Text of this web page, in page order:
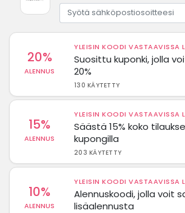
20%
ALENNUS
YLEISIN KOODI VASTAAVISSA
Suosittu kuponki, jolla
20%
130 KÄYTETTY
15%
ALENNUS
YLEISIN KOODI VASTAAVISSA
Säästä 15% koko
kupongilla
203 KÄYTETTY
10%
ALENNUS
YLEISIN KOODI VASTAAVISSA
Alennuskoodi, jolla voit
lisäalennusta